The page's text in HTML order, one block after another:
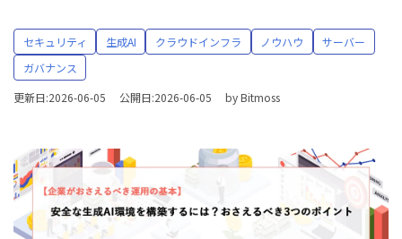
セキュリティ 生成AI クラウドインフラ ノウハウ
サーバー
ガバナンス
更新日:2026-06-05
公開日:2026-06-05 byBitmoss